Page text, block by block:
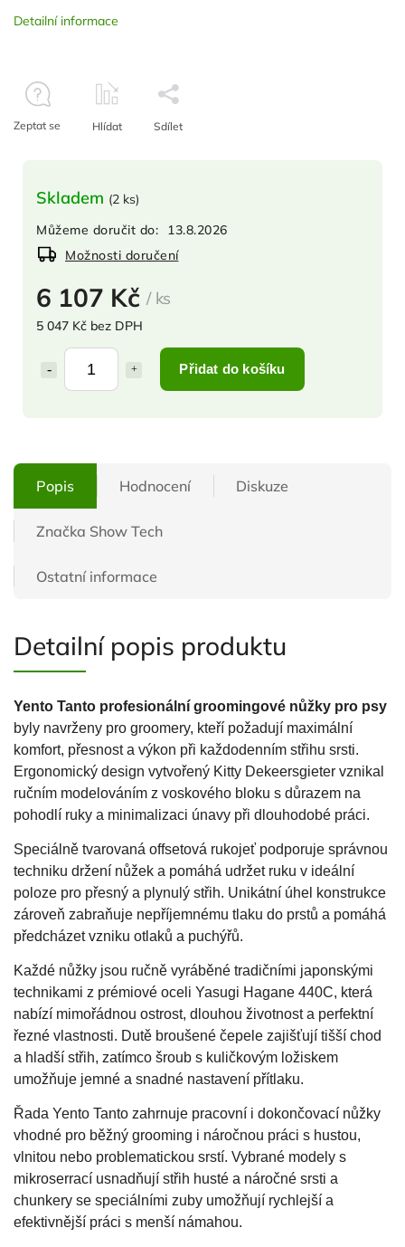
6 107 Kč/ ks
5 047 Kč bez DPH
Přidat do košíku
Skladem (2 ks)
Můžeme doručit do:
13.8.2026
Možnosti doručení
Detailní informace
Zeptat se Hlídat Sdílet
Popis Hodnocení Diskuze
Značka Show Tech
Ostatní informace
Detailní popis produktu
Yento Tanto profesionální groomingové nůžky pro psy
byly navrženy pro groomery, kteří požadují maximální
komfort, přesnost a výkon při každodenním střihu srsti.
Ergonomický design vytvořený Kitty Dekeersgieter vznikal
ručním modelováním z voskového bloku s důrazem na
pohodlí ruky a minimalizaci únavy při dlouhodobé práci.
Speciálně tvarovaná offsetová rukojeť podporuje správnou
techniku držení nůžek a pomáhá udržet ruku v ideální
poloze pro přesný a plynulý střih. Unikátní úhel konstrukce
zároveň zabraňuje nepříjemnému tlaku do prstů a pomáhá
předcházet vzniku otlaků a puchýřů.
Každé nůžky jsou ručně vyráběné tradičními japonskými
technikami z prémiové oceli Yasugi Hagane 440C, která
nabízí mimořádnou ostrost, dlouhou životnost a perfektní
řezné vlastnosti. Dutě broušené čepele zajišťují tišší chod
a hladší střih, zatímco šroub s kuličkovým ložiskem
umožňuje jemné a snadné nastavení přítlaku.
Řada Yento Tanto zahrnuje pracovní i dokončovací nůžky
vhodné pro běžný grooming i náročnou práci s hustou,
vlnitou nebo problematickou srstí. Vybrané modely s
mikroserrací usnadňují střih husté a náročné srsti a
chunkery se speciálními zuby umožňují rychlejší a
efektivnější práci s menší námahou.